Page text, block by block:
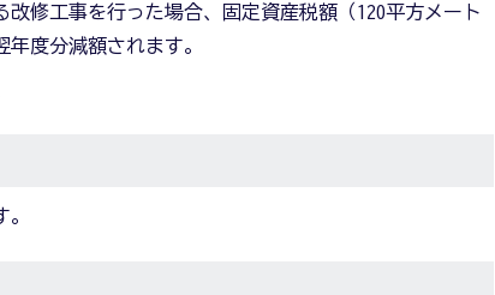
修工事を行った場合、固定資産税額（120平方メート
度分減額されます。